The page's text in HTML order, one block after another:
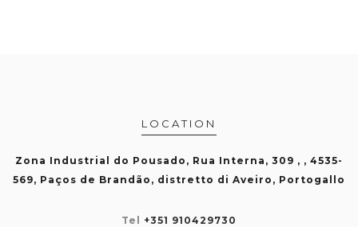
LOCATION
Zona Industrial do Pousado, Rua Interna, 309 , , 4535-
569, Paços de Brandão, distretto di Aveiro, Portogallo
Tel +351 910429730